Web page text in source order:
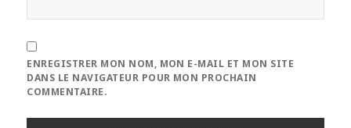
ENREGISTRER MON NOM, MON E-MAIL ET MON SITE
DANS LE NAVIGATEUR POUR MON PROCHAIN
COMMENTAIRE.